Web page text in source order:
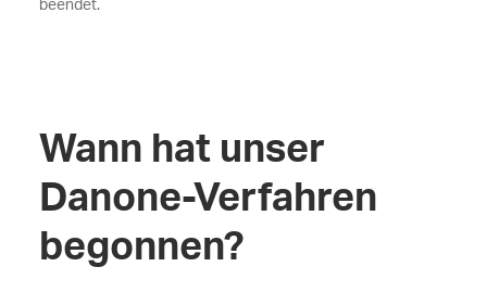
beendet.
Wann hat unser
Danone-Verfahren
begonnen?